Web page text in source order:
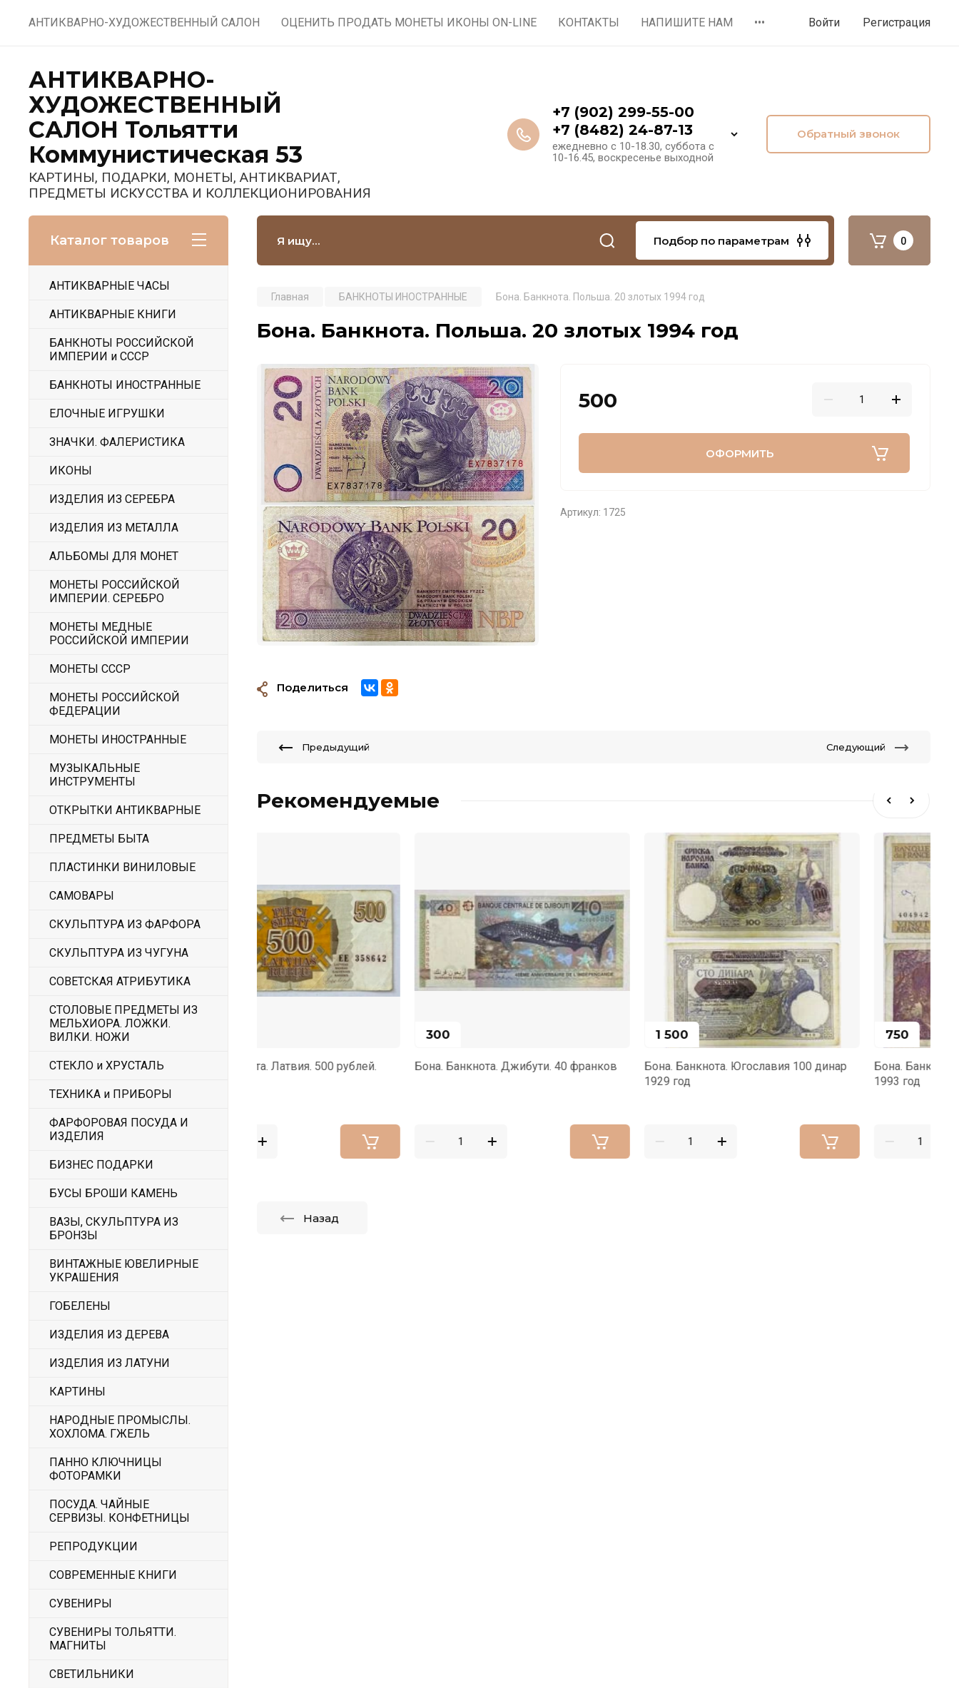
АНТИКВАРНО-ХУДОЖЕСТВЕННЫЙ САЛОН ОЦЕНИТЬ ПРОДАТЬ МОНЕТЫ ИКОНЫ ON-LINE КОНТАКТЫ НАПИШИТЕ НАМ ••• Войти Регистрация
АНТИКВАРНО-
ХУДОЖЕСТВЕННЫЙ
САЛОН Тольятти
Коммунистическая 53
КАРТИНЫ, ПОДАРКИ, МОНЕТЫ, АНТИКВАРИАТ,
ПРЕДМЕТЫ ИСКУССТВА И КОЛЛЕКЦИОНИРОВАНИЯ
+7 (902) 299-55-00
+7 (8482) 24-87-13
ежедневно с 10-18.30, суббота с
10-16.45, воскресенье выходной
Обратный звонок
Каталог товаров Подбор по параметрам 0
АНТИКВАРНЫЕ ЧАСЫ
АНТИКВАРНЫЕ КНИГИ
БАНКНОТЫ РОССИЙСКОЙ
ИМПЕРИИ и СССР
БАНКНОТЫ ИНОСТРАННЫЕ
ЕЛОЧНЫЕ ИГРУШКИ
ЗНАЧКИ. ФАЛЕРИСТИКА
ИКОНЫ
ИЗДЕЛИЯ ИЗ СЕРЕБРА
ИЗДЕЛИЯ ИЗ МЕТАЛЛА
АЛЬБОМЫ ДЛЯ МОНЕТ
МОНЕТЫ РОССИЙСКОЙ
ИМПЕРИИ. СЕРЕБРО
МОНЕТЫ МЕДНЫЕ
РОССИЙСКОЙ ИМПЕРИИ
МОНЕТЫ СССР
МОНЕТЫ РОССИЙСКОЙ
ФЕДЕРАЦИИ
МОНЕТЫ ИНОСТРАННЫЕ
МУЗЫКАЛЬНЫЕ
ИНСТРУМЕНТЫ
ОТКРЫТКИ АНТИКВАРНЫЕ
ПРЕДМЕТЫ БЫТА
ПЛАСТИНКИ ВИНИЛОВЫЕ
САМОВАРЫ
СКУЛЬПТУРА ИЗ ФАРФОРА
СКУЛЬПТУРА ИЗ ЧУГУНА
СОВЕТСКАЯ АТРИБУТИКА
СТОЛОВЫЕ ПРЕДМЕТЫ ИЗ
МЕЛЬХИОРА. ЛОЖКИ.
ВИЛКИ. НОЖИ
СТЕКЛО и ХРУСТАЛЬ
ТЕХНИКА и ПРИБОРЫ
ФАРФОРОВАЯ ПОСУДА И
ИЗДЕЛИЯ
БИЗНЕС ПОДАРКИ
БУСЫ БРОШИ КАМЕНЬ
ВАЗЫ, СКУЛЬПТУРА ИЗ
БРОНЗЫ
ВИНТАЖНЫЕ ЮВЕЛИРНЫЕ
УКРАШЕНИЯ
ГОБЕЛЕНЫ
ИЗДЕЛИЯ ИЗ ДЕРЕВА
ИЗДЕЛИЯ ИЗ ЛАТУНИ
КАРТИНЫ
НАРОДНЫЕ ПРОМЫСЛЫ.
ХОХЛОМА. ГЖЕЛЬ
ПАННО КЛЮЧНИЦЫ
ФОТОРАМКИ
ПОСУДА. ЧАЙНЫЕ
СЕРВИЗЫ. КОНФЕТНИЦЫ
РЕПРОДУКЦИИ
СОВРЕМЕННЫЕ КНИГИ
СУВЕНИРЫ
СУВЕНИРЫ ТОЛЬЯТТИ.
МАГНИТЫ
СВЕТИЛЬНИКИ
Главная БАНКНОТЫ ИНОСТРАННЫЕ Бона. Банкнота. Польша. 20 злотых 1994 год
Бона. Банкнота. Польша. 20 злотых 1994 год
500
ОФОРМИТЬ
Артикул: 1725
Поделиться
Предыдущий Следующий
Рекомендуемые
2 500
Бона. Банкнота. Латвия. 500 рублей.
Бона. Банкнота. Джибути. 40 франков
Бона. Банкнота. Югославия 100 динар
750
Бона. Банкнота. Франция. 20 франков
Назад